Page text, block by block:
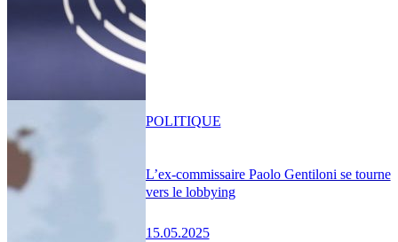
L’ex-commissaire Paolo Gentiloni se tourne
vers le lobbying
15.05.2025
POLITIQUE